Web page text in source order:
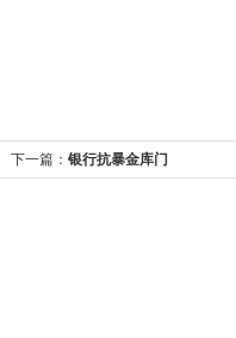
下一篇： 银行抗暴金库门